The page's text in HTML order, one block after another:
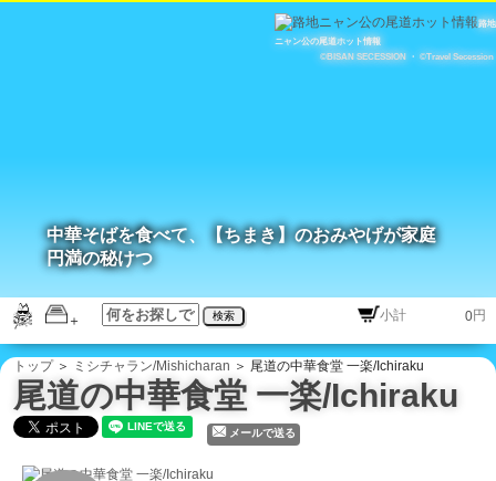
路地
ニャン公の尾道ホット情報
©BISAN SECESSION
・ ©Travel Secession
検索 円
中華そばを食べて、【ちまき】のおみやげが家庭
円満の秘けつ
トップ＞ ミシチャラン/Mishicharan ＞ 尾道の中華食堂 一楽/Ichiraku
尾道の中華食堂 一楽/Ichiraku
メールで送る